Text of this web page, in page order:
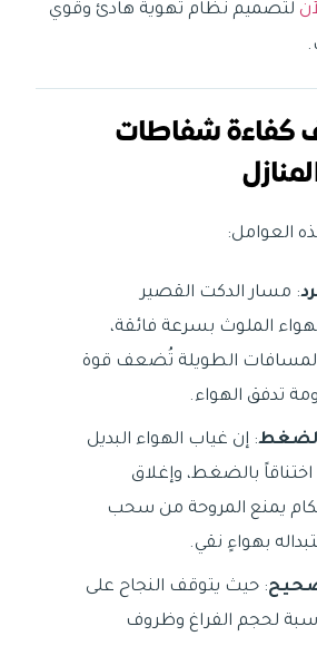
لتصميم نظام تهوية هادئ وقوي
كفاءة شفاطات
العوامل:
: مسار الدكت القصير
الملوث بسرعة فائقة،
والمسافات الطويلة تُضعف قوة
تدفق الهواء.
: إن غياب الهواء البديل
بالضغط، وإغلاق
يمنع المروحة من سحب
بهواءٍ نقي.
: حيث يتوقف النجاح على
لحجم الفراغ وظروف